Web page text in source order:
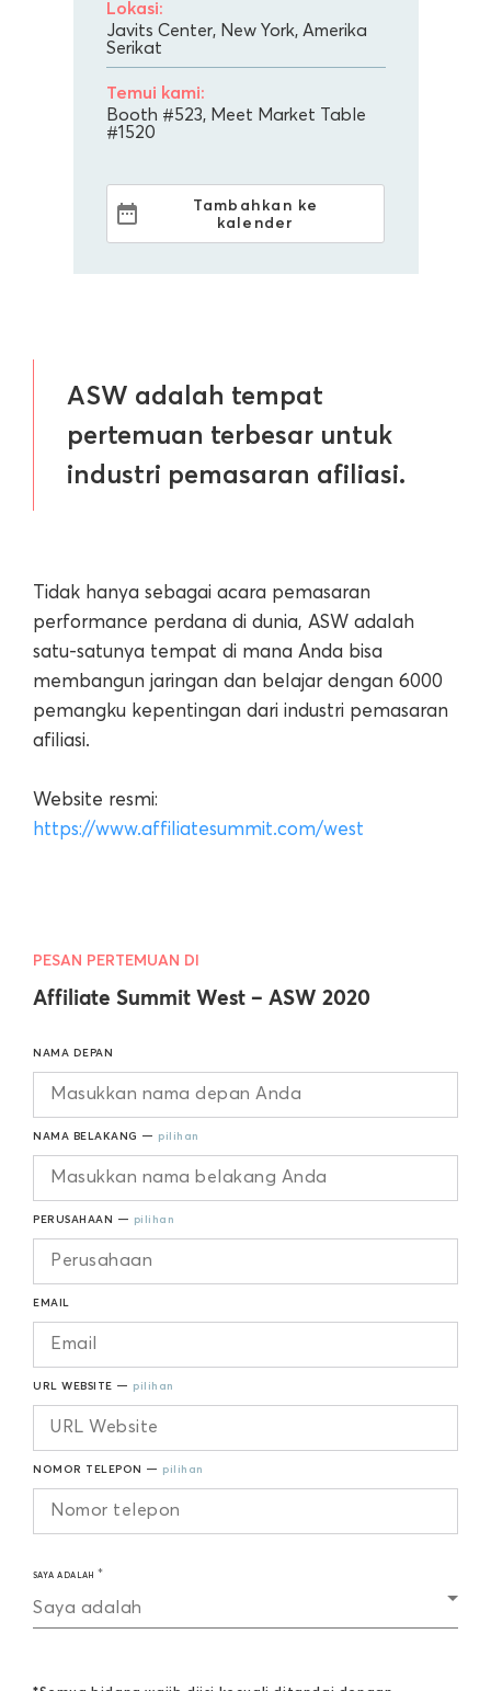
Lokasi:
Javits Center, New York, Amerika
Serikat
Temui kami:
Booth #523, Meet Market Table
#1520
ASW adalah tempat
pertemuan terbesar untuk
industri pemasaran afiliasi.
Tidak hanya sebagai acara pemasaran
performance perdana di dunia, ASW adalah
satu-satunya tempat di mana Anda bisa
membangun jaringan dan belajar dengan 6000
pemangku kepentingan dari industri pemasaran
afiliasi.
Website resmi:
https://www.affiliatesummit.com/west
PESAN PERTEMUAN DI
Affiliate Summit West – ASW 2020
NAMA DEPAN
NAMA BELAKANG — pilihan
PERUSAHAAN — pilihan
EMAIL
URL WEBSITE — pilihan
NOMOR TELEPON — pilihan
SAYA ADALAH
Saya adalah
Tambahkan ke
kalender